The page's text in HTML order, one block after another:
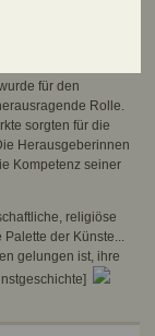
sich in Städten wie
Aufträge für
für den
Rolle.
sorgten für die
Herausgeberinnen
Kompetenz seiner
religiöse
der Künste...
gelungen ist, ihre